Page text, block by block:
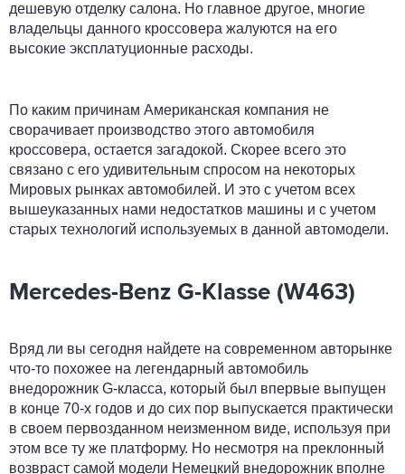
дешевую отделку салона. Но главное другое, многие
владельцы данного кроссовера жалуются на его
высокие эксплатуционные расходы.
По каким причинам Американская компания не
сворачивает производство этого автомобиля
кроссовера, остается загадокой. Скорее всего это
связано с его удивительным спросом на некоторых
Мировых рынках автомобилей. И это с учетом всех
вышеуказанных нами недостатков машины и с учетом
старых технологий используемых в данной автомодели.
Mercedes-Benz G-Klasse (W463)
Вряд ли вы сегодня найдете на современном авторынке
что-то похожее на легендарный автомобиль
внедорожник G-класса, который был впервые выпущен
в конце 70-х годов и до сих пор выпускается практически
в своем первозданном неизменном виде, используя при
этом все ту же платформу. Но несмотря на преклонный
возвраст самой модели Немецкий внедорожник вполне